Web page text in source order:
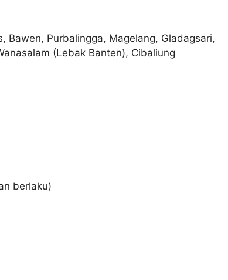
Bawen, Purbalingga, Magelang, Gladagsari,
(Lebak Banten), Cibaliung
berlaku)